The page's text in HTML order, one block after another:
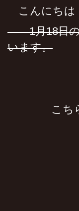
こんにちは
1月18日の
います。
こちら